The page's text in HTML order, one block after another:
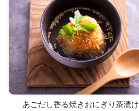
あごだし香る焼きおにぎり茶漬け